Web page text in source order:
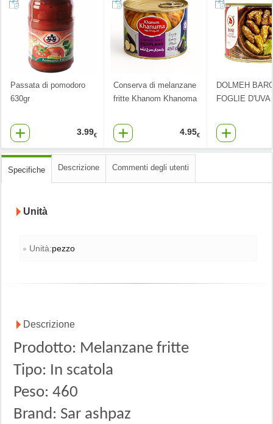
Passata di pomodoro
630gr
3.99€
Conserva di melanzane
fritte Khanom Khanoma
4.95€
DOLMEH
FOGLIE D'UVA
Specifiche Descrizione Commenti degli utenti
Unità
Unità:pezzo
Descrizione
Prodotto: Melanzane fritte
Tipo: In scatola
Peso: 460
Brand: Sar ashpaz